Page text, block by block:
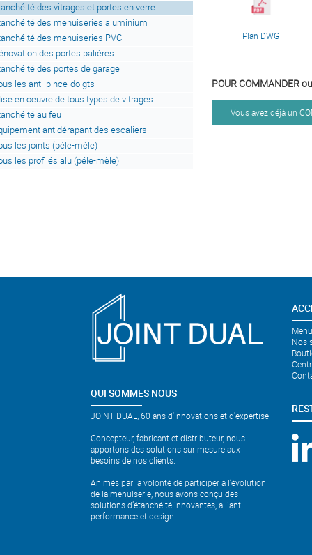
des vitrages et portes en verre
des menuiseries aluminium
des menuiseries PVC
des portes palières
des portes de garage
les anti-pince-doigts
en oeuvre de tous types de vitrages
au feu
antidérapant des escaliers
les joints (péle-mèle)
les profilés alu (péle-mèle)
Plan DWG
POUR COMMANDER
Vous avez déjà un
QUI SOMMES NOUS
JOINT DUAL, 60 ans d'innovations et d'expertise
Concepteur, fabricant et distributeur, nous
apportons des solutions sur-mesure aux
besoins de nos clients.
Animés par la volonté de participer à l’évolution
de la menuiserie, nous avons conçu des
solutions d’étanchéité innovantes, alliant
performance et design.
Nos